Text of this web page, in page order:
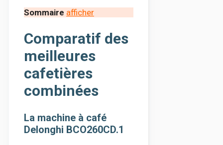
Sommaire afficher
Comparatif des
meilleures
cafetières
combinées
La machine à café
Delonghi BCO260CD.1